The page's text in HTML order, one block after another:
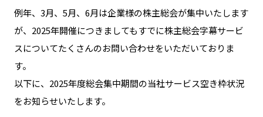
例年、3月、5月、6月は企業様の株主総会が集中いたします
が、2025年開催につきましてもすでに株主総会字幕サービ
スについてたくさんのお問い合わせをいただいておりま
す。
以下に、2025年度総会集中期間の当社サービス空き枠状況
をお知らせいたします。